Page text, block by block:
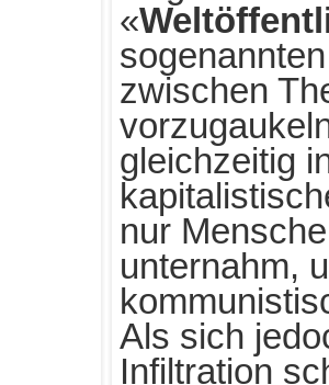
«
zwischen
gleichzeitig
nur
unternahm,
Als sich
Infiltration